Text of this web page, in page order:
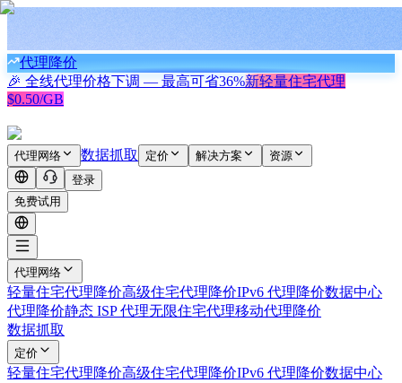
代理降价
🎉 全线代理价格下调 — 最高可省36%新轻量住宅代理
$0.50/GB
代理网络 数据抓取 定价 解决方案
资源
登录
免费试用
代理网络
轻量住宅代理降价高级住宅代理降价IPv6 代理降价数据中心
代理降价静态 ISP 代理无限住宅代理移动代理降价
数据抓取
定价
轻量住宅代理降价高级住宅代理降价IPv6 代理降价数据中心